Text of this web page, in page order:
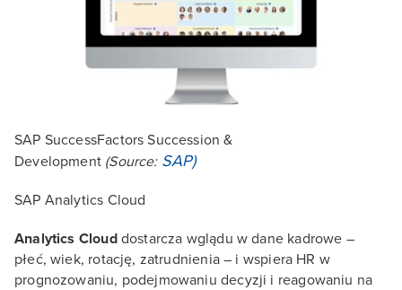
SAP SuccessFactors Succession &
Development (Source: SAP)
SAP Analytics Cloud
Analytics Clouddostarcza wglądu w dane kadrowe –
płeć, wiek, rotację, zatrudnienia – i wspiera HR w
prognozowaniu, podejmowaniu decyzji i reagowaniu na